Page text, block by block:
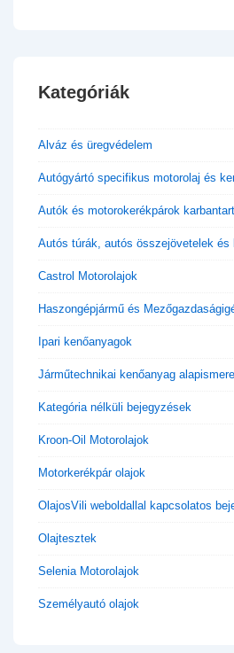
Kategóriák
Alváz és üregvédelem
Autógyártó specifikus motorolaj és
Autók és motorokerékpárok
Autós túrák, autós összejövetelek és
Castrol Motorolajok
Haszongépjármű és
Ipari kenőanyagok
Járműtechnikai kenőanyag
Kategória nélküli bejegyzések
Kroon-Oil Motorolajok
Motorkerékpár olajok
OlajosVili weboldallal kapcsolatos
Olajtesztek
Selenia Motorolajok
Személyautó olajok